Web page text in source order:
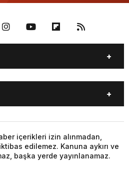
SEKTÖR ÖZEL
SPOR
SİYASET
SPOR
içerikleri izin alınmadan,
edilemez. Kanuna aykırı ve
başka yerde yayınlanamaz.